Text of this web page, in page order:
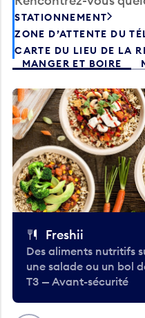
STATIONNEMENT
ZONE D’ATTENTE DU
CARTE DU LIEU DE LA
MANGER ET BOIRE
Freshii
Des aliments nutritifs
une salade ou un bol
T3 — Avant-sécurité